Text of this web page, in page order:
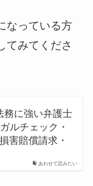
なっている方
てみてくださ
あわせて読みたい
務に強い弁護士
ルチェック・
害賠償請求・